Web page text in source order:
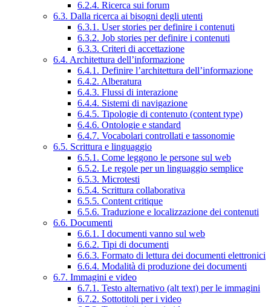
6.2.4. Ricerca sui forum
6.3. Dalla ricerca ai bisogni degli utenti
6.3.1. User stories per definire i contenuti
6.3.2. Job stories per definire i contenuti
6.3.3. Criteri di accettazione
6.4. Architettura dell’informazione
6.4.1. Definire l’architettura dell’informazione
6.4.2. Alberatura
6.4.3. Flussi di interazione
6.4.4. Sistemi di navigazione
6.4.5. Tipologie di contenuto (content type)
6.4.6. Ontologie e standard
6.4.7. Vocabolari controllati e tassonomie
6.5. Scrittura e linguaggio
6.5.1. Come leggono le persone sul web
6.5.2. Le regole per un linguaggio semplice
6.5.3. Microtesti
6.5.4. Scrittura collaborativa
6.5.5. Content critique
6.5.6. Traduzione e localizzazione dei contenuti
6.6. Documenti
6.6.1. I documenti vanno sul web
6.6.2. Tipi di documenti
6.6.3. Formato di lettura dei documenti elettronici
6.6.4. Modalità di produzione dei documenti
6.7. Immagini e video
6.7.1. Testo alternativo (alt text) per le immagini
6.7.2. Sottotitoli per i video